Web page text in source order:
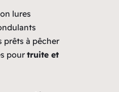
lures
prêts à pêcher
pour truite et